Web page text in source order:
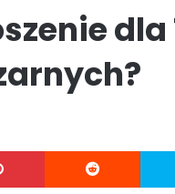
Pinterest Reddit